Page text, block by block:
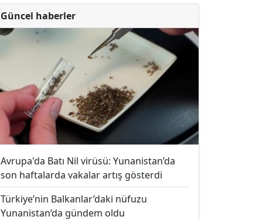
Güncel haberler
Avrupa'da Batı Nil virüsü: Yunanistan’da
son haftalarda vakalar artış gösterdi
Türkiye’nin Balkanlar’daki nüfuzu
Yunanistan’da gündem oldu